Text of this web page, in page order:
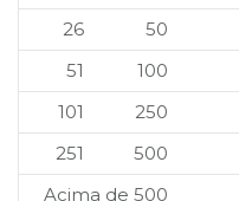
26
50
51
100
101
250
251
500
Acima de 500